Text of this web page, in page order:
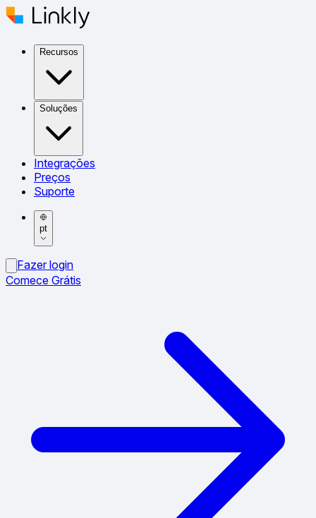
Recursos
Soluções
Integrações
Preços
Suporte
pt
Fazer login
Comece Grátis